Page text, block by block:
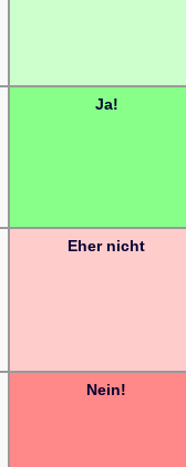
Ja!
Eher nicht
Nein!